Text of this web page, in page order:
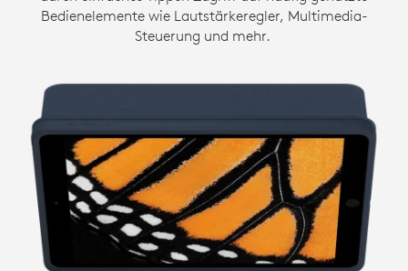
Bedienelemente wie Lautstärkeregler, Multimedia-
Steuerung und mehr.